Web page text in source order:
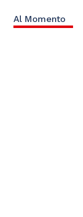
Al Momento